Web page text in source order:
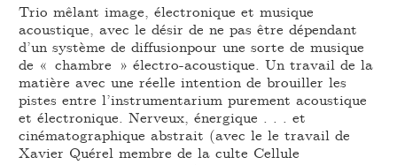
Trio mêlant image, électronique et musique
acoustique, avec le désir de ne pas être dépendant
d’un système de diffusionpour une sorte de musique
de « chambre » électro-acoustique. Un travail de la
matière avec une réelle intention de brouiller les
pistes entre l’instrumentarium purement acoustique
et électronique. Nerveux, énergique . . . et
cinématographique abstrait (avec le le travail de
Xavier Quérel membre de la culte Cellule